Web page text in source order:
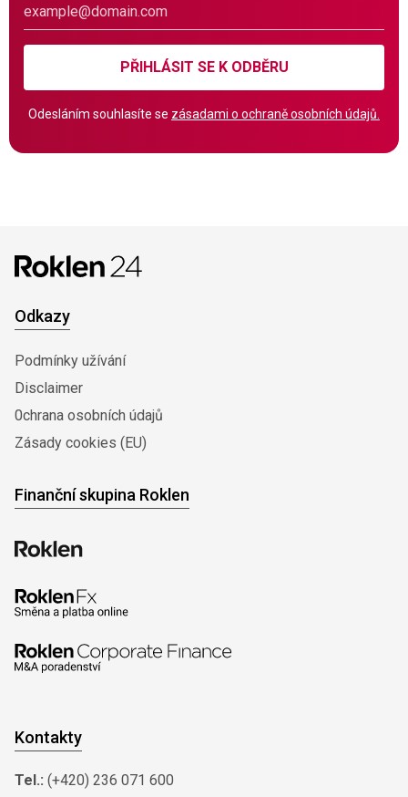
PŘIHLÁSIT SE K ODBĚRU
Odesláním souhlasíte se zásadami o ochraně osobních údajů.
Odkazy
Podmínky užívání
Disclaimer
0chrana osobních údajů
Zásady cookies (EU)
Finanční skupina Roklen
Kontakty
Tel.: (+420) 236 071 600